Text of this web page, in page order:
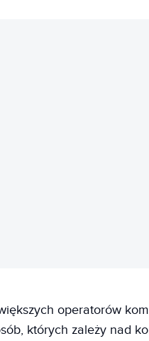
operatorów
których zależy nad